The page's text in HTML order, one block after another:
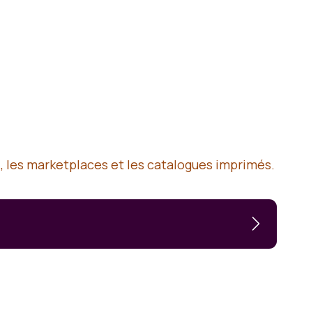
marketplaces et les catalogues imprimés.